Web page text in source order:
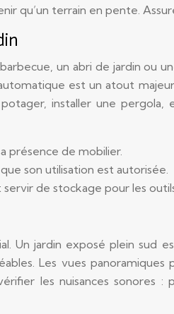
qu’un terrain en pente.
un abri de jardin
est un atout
installer une
présence de mobilier.
son utilisation est autorisée.
de stockage pour les
Un jardin exposé plein sud
Les vues
les nuisances sonores